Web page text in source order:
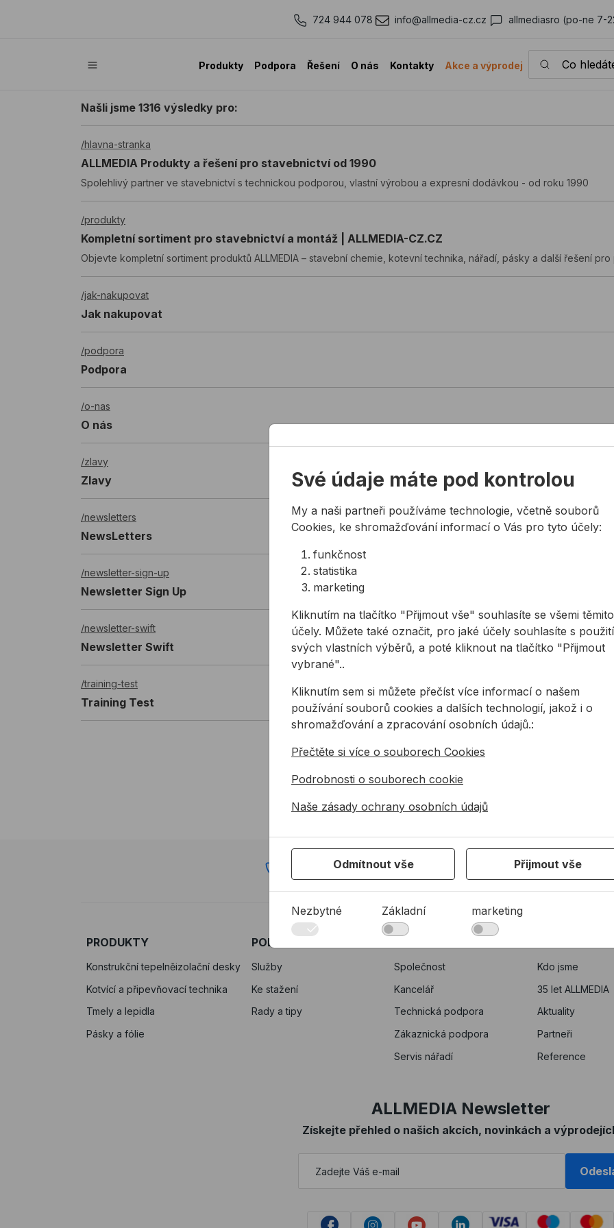
724 944 078 info@allmedia-cz.cz allmediasro (po-ne 7-
Produkty Podpora Řešení O nás Kontakty Akce a výprodej
Co hledáte?
Našli jsme 1316 výsledky pro:
/hlavna-stranka
ALLMEDIA Produkty a řešení pro stavebnictví od 1990
Spolehlivý partner ve stavebnictví s technickou podporou, vlastní výrobou a expresní dodávkou - od roku 1990
/produkty
Kompletní sortiment pro stavebnictví a montáž | ALLMEDIA-CZ.CZ
Objevte kompletní sortiment produktů ALLMEDIA – stavební chemie, kotevní technika, nářadí, pásky a další řešení pro
/jak-nakupovat
Jak nakupovat
/podpora
Podpora
/o-nas
O nás
/zlavy
Zlavy
/newsletters
NewsLetters
/newsletter-sign-up
Newsletter Sign Up
/newsletter-swift
Newsletter Swift
/training-test
Training Test
Načíst více výsledků
Zpět na začátek
724 944 078 info@allmedia-cz.cz allmediasro (po-
PRODUKTY
Konstrukční tepelněizolační desky
Kotvící a připevňovací technika
Tmely a lepidla
Pásky a fólie
PODPORA
Služby
Ke stažení
Rady a tipy
Společnost
Kancelář
Technická podpora
Zákaznická podpora
Servis nářadí
Kdo jsme
35 let ALLMEDIA
Aktuality
Partneři
Reference
ALLMEDIA Newsletter
Získejte přehled o našich akcích, novinkách a
Své údaje máte pod kontrolou
My a naši partneři používáme technologie, včetně souborů
Cookies, ke shromažďování informací o Vás pro tyto účely:
funkčnost
statistika
marketing
Kliknutím na tlačítko "Přijmout vše" souhlasíte se všemi těmito
účely. Můžete také označit, pro jaké účely souhlasíte s
svých vlastních výběrů, a poté kliknout na tlačítko "Přijmout
vybrané"..
Kliknutím sem si můžete přečíst více informací o našem
používání souborů cookies a dalších technologií, jakož i o
shromažďování a zpracování osobních údajů.:
Přečtěte si více o souborech Cookies
Podrobnosti o souborech cookie
Naše zásady ochrany osobních údajů
Odmítnout vše Přijmout vše
Nezbytné Základní marketing